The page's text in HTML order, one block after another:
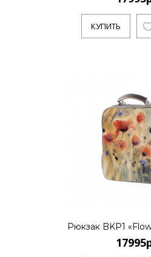
..
17995р.
КУПИТЬ
КУПИТЬ
Рюкзак BKP1